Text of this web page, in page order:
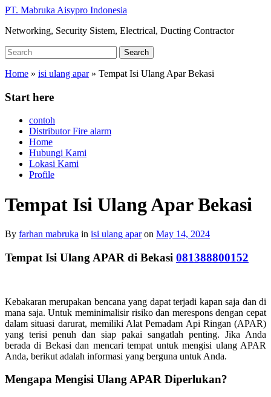
Skip
main
PT. Mabruka Aisypro Indonesia
Networking, Security Sistem, Electrical, Ducting Contractor
Search
for:
Search
Home » isi ulang apar» Tempat Isi Ulang Apar Bekasi
Start here
contoh
Distributor Fire alarm
Home
Hubungi Kami
Lokasi Kami
Profile
Tempat Isi Ulang Apar Bekasi
By farhan mabruka in isi ulang aparon May 14, 2024
Tempat Isi Ulang APAR di Bekasi 081388800152
Kebakaran merupakan bencana yang dapat terjadi kapan saja dan di
mana saja. Untuk meminimalisir risiko dan merespons dengan cepat
dalam situasi darurat, memiliki Alat Pemadam Api Ringan (APAR)
yang terisi penuh dan siap pakai sangatlah penting. Jika Anda
berada di Bekasi dan mencari tempat untuk mengisi ulang APAR
Anda, berikut adalah informasi yang berguna untuk Anda.
Mengapa Mengisi Ulang APAR Diperlukan?